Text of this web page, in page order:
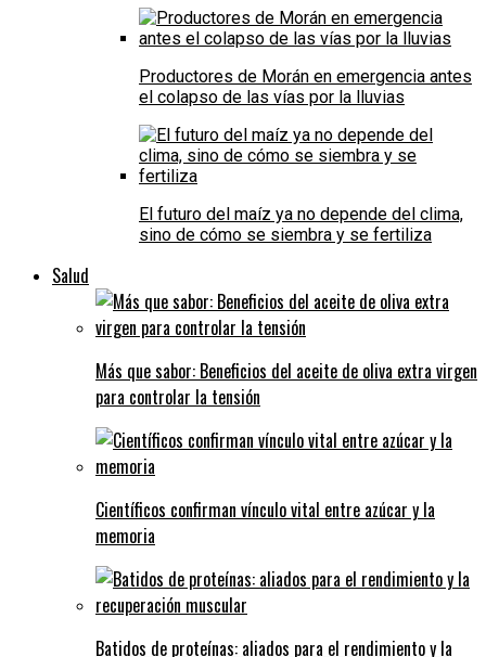
Productores de Morán en emergencia antes
el colapso de las vías por la lluvias
El futuro del maíz ya no depende del clima,
sino de cómo se siembra y se fertiliza
Salud
Más que sabor: Beneficios del aceite de oliva extra virgen
para controlar la tensión
Científicos confirman vínculo vital entre azúcar y la
memoria
Batidos de proteínas: aliados para el rendimiento y la